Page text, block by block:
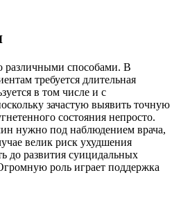
различными способами. В
требуется длительная
в том числе и с
зачастую выявить точную
состояния непросто.
нужно под наблюдением врача,
велик риск ухудшения
до развития суицидальных
роль играет поддержка